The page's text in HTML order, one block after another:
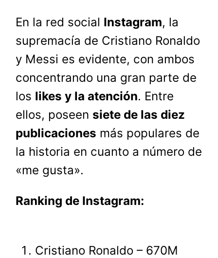
En la red social Instagram, la
supremacía de Cristiano Ronaldo
y Messi es evidente, con ambos
concentrando una gran parte de
los likes y la atención. Entre
ellos, poseen siete de las diez
publicaciones más populares de
la historia en cuanto a número de
«me gusta».
Ranking de Instagram:
Cristiano Ronaldo – 670M